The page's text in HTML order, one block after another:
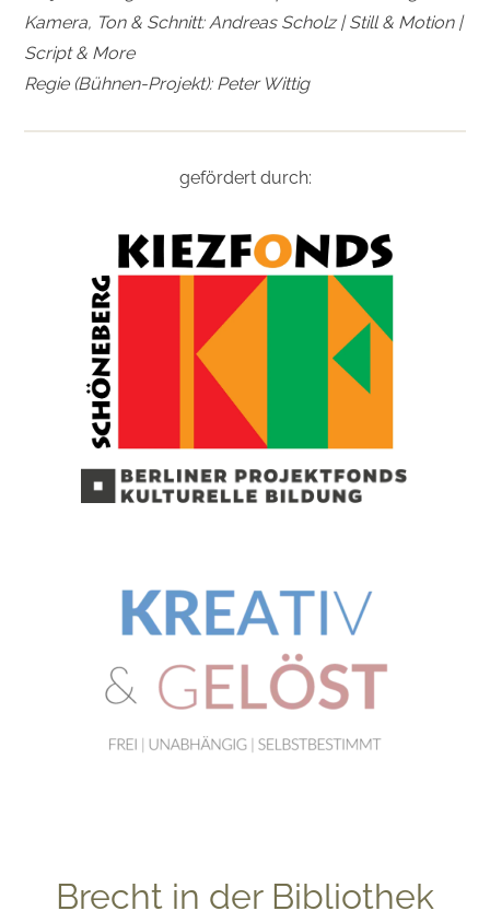
Kamera, Ton & Schnitt: Andreas Scholz | Still & Motion |
Script & More
Regie (Bühnen-Projekt): Peter Wittig
gefördert durch:
Brecht in der Bibliothek